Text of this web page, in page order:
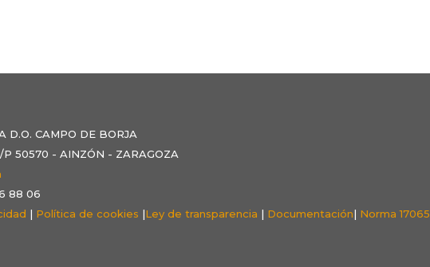
D.O. CAMPO DE BORJA
50570 - AINZÓN - ZARAGOZA
88 06
| Política de cookies |Ley de transparencia | Documentación| Norma 17065